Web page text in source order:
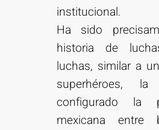
institucional.
Ha sido
historia de
luchas, similar a
superhéroes,
configurado la
mexicana entre